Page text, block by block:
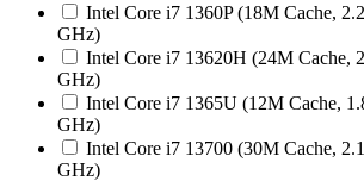
Intel Core i7 1360P (18M Cache,
GHz)
Intel Core i7 13620H (24M Cache,
GHz)
Intel Core i7 1365U (12M Cache,
GHz)
Intel Core i7 13700 (30M Cache,
GHz)